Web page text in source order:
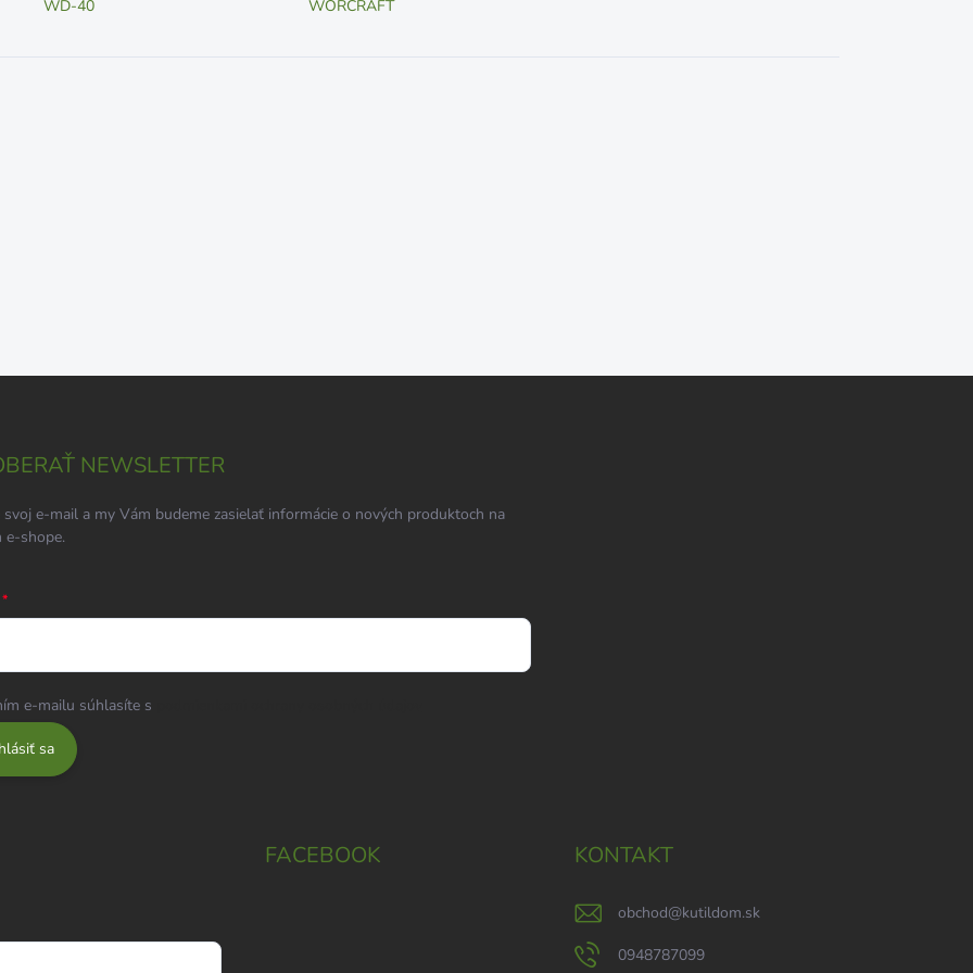
WD-40 WORCRAFT
NEWSLETTER
e-mail a my Vám budeme zasielať informácie o nových produktoch na
e-shope.
e-mailu súhlasíte s
sa
FACEBOOK KONTAKT
obchod@kutildom.sk
0948787099